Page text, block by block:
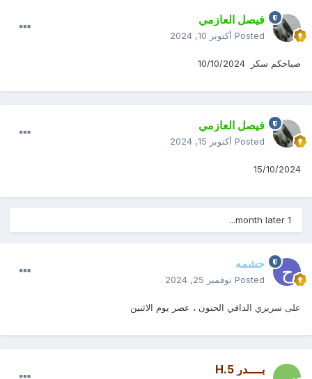
فيصل العازمي
Posted أكتوبر 10, 2024
صباحكم سكر 10/10/2024
فيصل العازمي
Posted أكتوبر 15, 2024
15/10/2024
حشمه
Posted نوفمبر 25, 2024
على سريري الدافي الحنون ، عصر يوم الاثنين
بــــدر H.5